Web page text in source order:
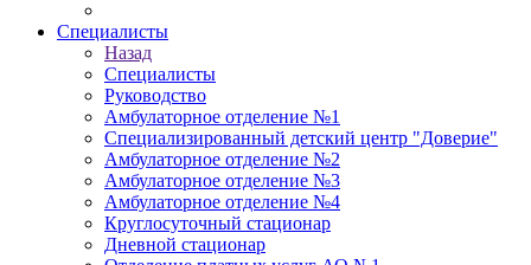
Специалисты
Назад
Специалисты
Руководство
Амбулаторное отделение №1
Специализированный детский центр "Доверие"
Амбулаторное отделение №2
Амбулаторное отделение №3
Амбулаторное отделение №4
Круглосуточный стационар
Дневной стационар